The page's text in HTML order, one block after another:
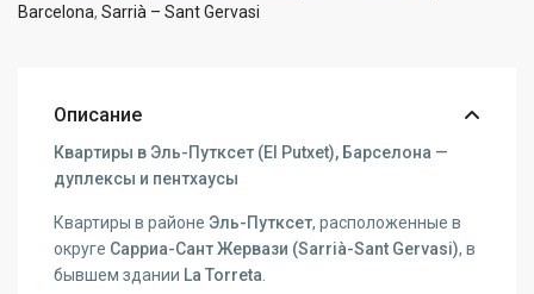
Barcelona,Sarrià – Sant Gervasi
Описание
Квартиры в Эль-Путксет (El Putxet), Барселона —
дуплексы и пентхаусы
Квартиры в районе Эль-Путксет, расположенные в
округе Сарриа-Сант Жервази (Sarrià-Sant Gervasi), в
бывшем здании La Torreta